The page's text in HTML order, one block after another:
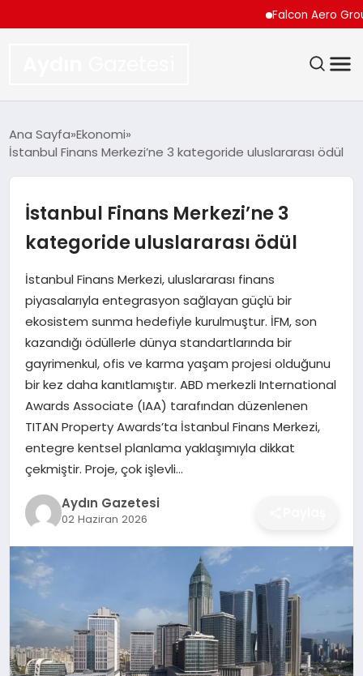
Falcon Aero Group,
SPOR
EKONOMI
SIYASET
YAŞAM
MAGAZIN
SAĞLIK
EĞITIM
DÜNYA
Ana Sayfa Ekonomi
İstanbul Finans Merkezi’ne 3 kategoride uluslararası ödül
İstanbul Finans Merkezi’ne 3
kategoride uluslararası ödül
İstanbul Finans Merkezi, uluslararası finans
piyasalarıyla entegrasyon sağlayan güçlü bir
ekosistem sunma hedefiyle kurulmuştur. İFM, son
kazandığı ödüllerle dünya standartlarında bir
gayrimenkul, ofis ve karma yaşam projesi olduğunu
bir kez daha kanıtlamıştır. ABD merkezli International
Awards Associate (IAA) tarafından düzenlenen
TITAN Property Awards’ta İstanbul Finans Merkezi,
entegre kentsel planlama yaklaşımıyla dikkat
çekmiştir. Proje, çok işlevli…
Aydın Gazetesi
02 Haziran 2026